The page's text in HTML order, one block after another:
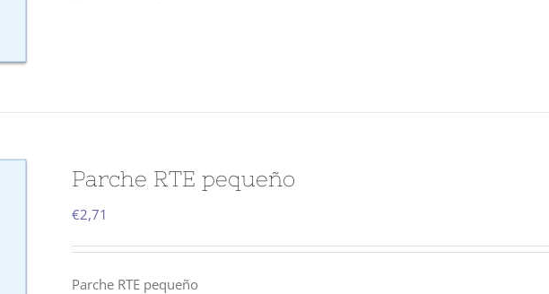
Parche RTE pequeño
€2,71
Parche RTE pequeño